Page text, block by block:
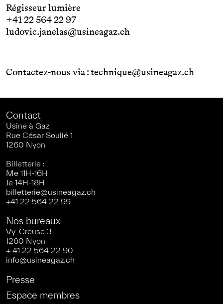
Régisseur lumière
+41 22 564 22 97
ludovic.janelas@usineagaz.ch
Contactez-nous via :technique@usineagaz.ch
Contact
Usine à Gaz
Rue César Soulié 1
1260 Nyon
Billetterie :
Me 11H-16H
Je 14H-18H
billetterie@usineagaz.ch
+41 22 564 22 99
Nos bureaux
Vy-Creuse 3
1260 Nyon
+ 41 22 564 22 90
info@usineagaz.ch
Presse
Espace membres